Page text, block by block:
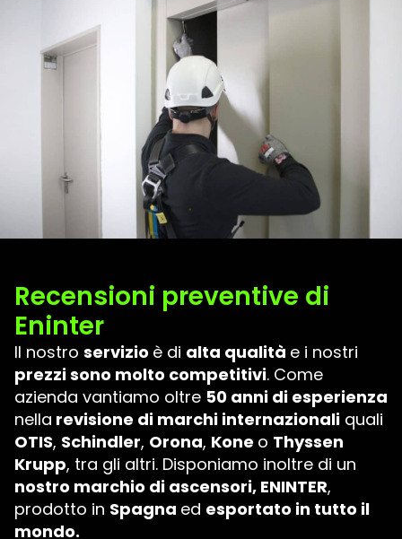
Recensioni preventive di
Eninter
Il nostro servizio è di alta qualità e i nostri
prezzi sono molto competitivi. Come
azienda vantiamo oltre 50 anni di esperienza
nella revisione di marchi internazionali quali
OTIS, Schindler, Orona, Kone o Thyssen
Krupp, tra gli altri. Disponiamo inoltre di un
nostro marchio di ascensori, ENINTER,
prodotto in Spagna ed esportato in tutto il
mondo.